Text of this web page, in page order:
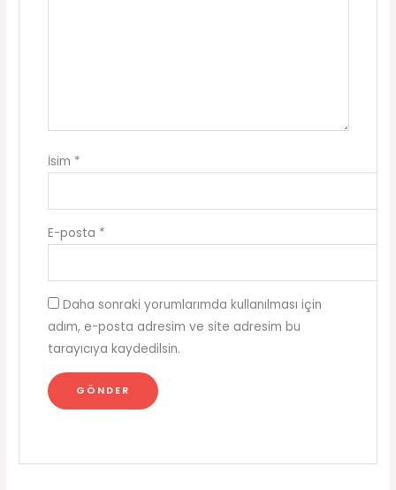
İsim *
E-posta *
Daha sonraki yorumlarımda kullanılması için
adım, e-posta adresim ve site adresim bu
tarayıcıya kaydedilsin.